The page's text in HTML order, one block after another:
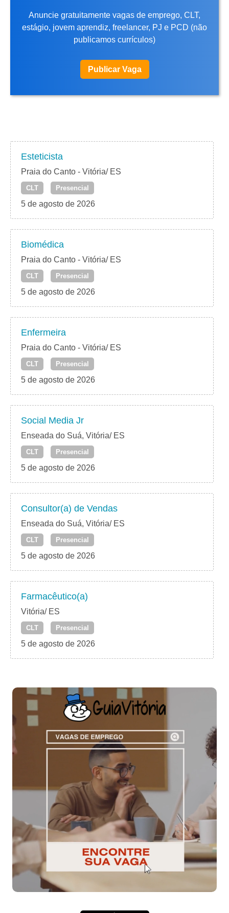
Anuncie gratuitamente vagas de emprego, CLT,
estágio, jovem aprendiz, freelancer, PJ e PCD (não
publicamos currículos)
Publicar Vaga
Esteticista
Praia do Canto - Vitória/ ES
CLT Presencial
5 de agosto de 2026
Biomédica
Praia do Canto - Vitória/ ES
CLT Presencial
5 de agosto de 2026
Enfermeira
Praia do Canto - Vitória/ ES
CLT Presencial
5 de agosto de 2026
Social Media Jr
Enseada do Suá, Vitória/ ES
CLT Presencial
5 de agosto de 2026
Consultor(a) de Vendas
Enseada do Suá, Vitória/ ES
CLT Presencial
5 de agosto de 2026
Farmacêutico(a)
Vitória/ ES
CLT Presencial
5 de agosto de 2026